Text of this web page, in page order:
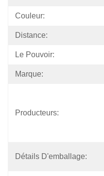
Couleur:
Distance:
Le Pouvoir:
Marque:
Producteurs:
Détails D'emballage: